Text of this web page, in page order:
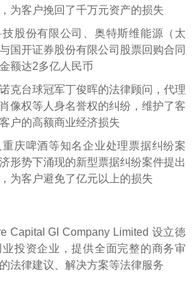
为客户挽回了千万元资产的损失
股份有限公司、奥特斯维能源（太
国开证券股份有限公司股票回购合同
额达2多亿人民币
克台球冠军丁俊晖的法律顾问，代理
像权等人身名誉权的纠纷，维护了客
户的高额商业经济损失
庆啤酒等知名企业处理票据纠纷案
形势下涌现的新型票据纠纷案件提出
为客户避免了亿元以上的损失
Capital GI Company Limited 设立徳
投资企业，提供全面完整的商务审
法律建议、解决方案等法律服务